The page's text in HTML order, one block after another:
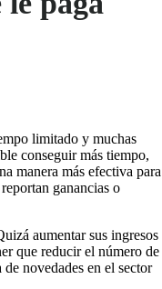
limitado y muchas
conseguir más tiempo,
manera más efectiva para
ganancias o
aumentar sus ingresos
que reducir el número de
novedades en el sector